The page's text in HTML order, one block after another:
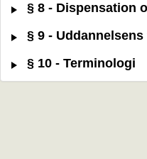
§ 8 - Dispensation
§ 9 -
§ 10 - Terminologi